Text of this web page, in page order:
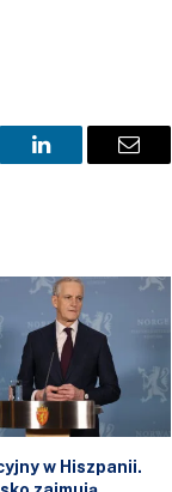
LinkedIn Email
w Hiszpanii.